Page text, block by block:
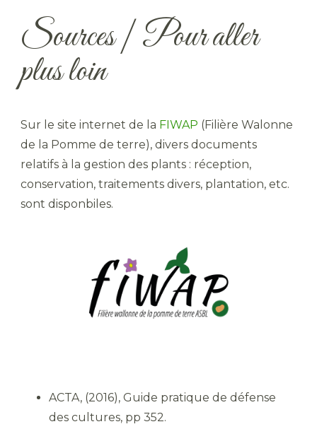
Sources | Pour aller
plus loin
Sur le site internet de la FIWAP (Filière Walonne
de la Pomme de terre), divers documents
relatifs à la gestion des plants : réception,
conservation, traitements divers, plantation, etc.
sont disponbiles.
ACTA, (2016), Guide pratique de défense
des cultures, pp 352.